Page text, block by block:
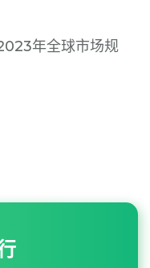
年全球市场规